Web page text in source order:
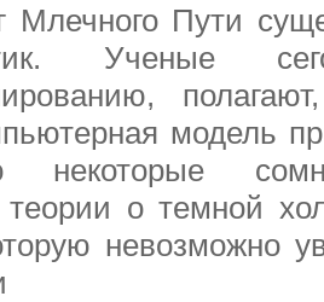
Млечного Пути
Ученые
модель
некоторые
о темной
невозможно